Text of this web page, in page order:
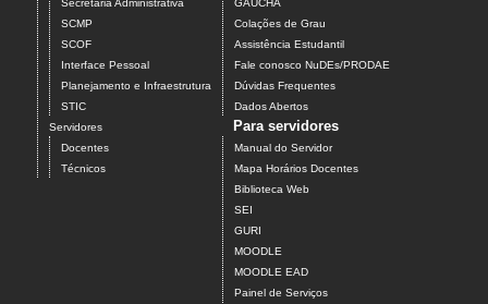
Secretaria Administrativa
SCMP
SCOF
Interface Pessoal
Planejamento e Infraestrutura
STIC
Servidores
Docentes
Técnicos
GAUCHA
Colações de Grau
Assistência Estudantil
Fale conosco NuDEs/PRODAE
Dúvidas Frequentes
Dados Abertos
Para servidores
Manual do Servidor
Mapa Horários Docentes
Biblioteca Web
SEI
GURI
MOODLE
MOODLE EAD
Painel de Serviços